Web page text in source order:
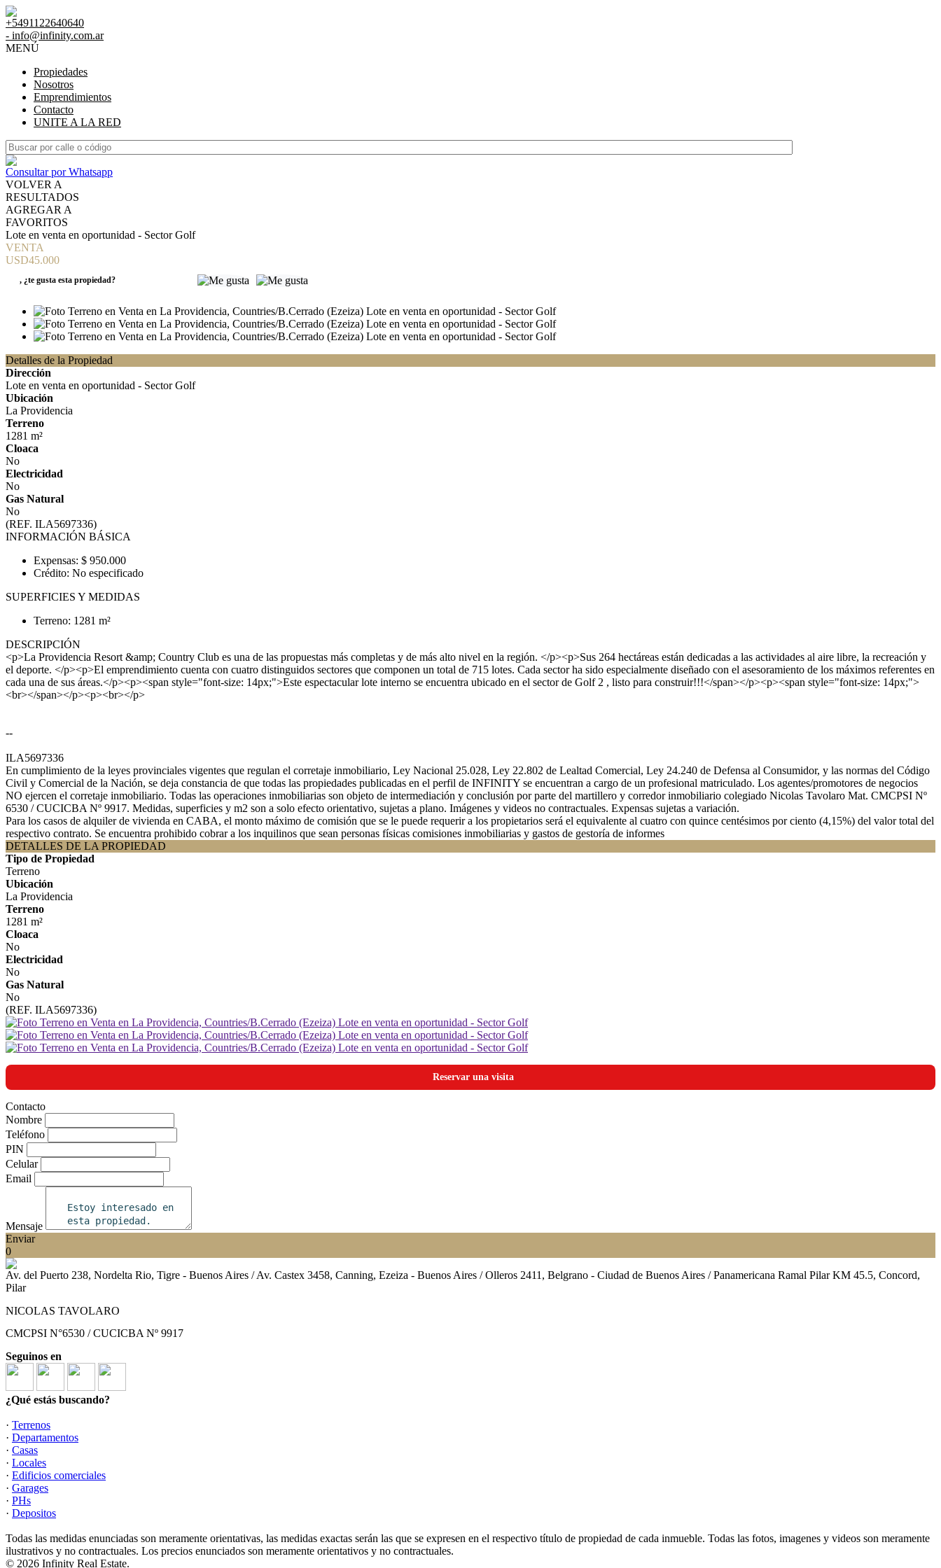
+5491122640640
- info@infinity.com.ar
MENÚ
Propiedades
Nosotros
Emprendimientos
Contacto
UNITE A LA RED
Consultar por Whatsapp
VOLVER A
RESULTADOS
AGREGAR A
FAVORITOS
Lote en venta en oportunidad - Sector Golf
VENTA
USD45.000
, ¿te gusta esta propiedad?
Detalles de la Propiedad
Dirección
Lote en venta en oportunidad - Sector Golf
Ubicación
La Providencia
Terreno
1281 m²
Cloaca
No
Electricidad
No
Gas Natural
No
(REF. ILA5697336)
INFORMACIÓN BÁSICA
Expensas: $ 950.000
Crédito: No especificado
SUPERFICIES Y MEDIDAS
Terreno: 1281 m²
DESCRIPCIÓN
<p>La Providencia Resort &amp; Country Club es una de las propuestas más completas y de más alto nivel en la región. </p><p>Sus 264 hectáreas están dedicadas a las actividades al aire libre, la recreación y
el deporte. </p><p>El emprendimiento cuenta con cuatro distinguidos sectores que componen un total de 715 lotes. Cada sector ha sido especialmente diseñado con el asesoramiento de los máximos referentes en
cada una de sus áreas.</p><p><span style="font-size: 14px;">Este espectacular lote interno se encuentra ubicado en el sector de Golf 2 , listo para construir!!!</span></p><p><span style="font-size: 14px;">
<br></span></p><p><br></p>
--
ILA5697336
En cumplimiento de la leyes provinciales vigentes que regulan el corretaje inmobiliario, Ley Nacional 25.028, Ley 22.802 de Lealtad Comercial, Ley 24.240 de Defensa al Consumidor, y las normas del Código
Civil y Comercial de la Nación, se deja constancia de que todas las propiedades publicadas en el perfil de INFINITY se encuentran a cargo de un profesional matriculado. Los agentes/promotores de negocios
NO ejercen el corretaje inmobiliario. Todas las operaciones inmobiliarias son objeto de intermediación y conclusión por parte del martillero y corredor inmobiliario colegiado Nicolas Tavolaro Mat. CMCPSI Nº
6530 / CUCICBA Nº 9917. Medidas, superficies y m2 son a solo efecto orientativo, sujetas a plano. Imágenes y videos no contractuales. Expensas sujetas a variación.
Para los casos de alquiler de vivienda en CABA, el monto máximo de comisión que se le puede requerir a los propietarios será el equivalente al cuatro con quince centésimos por ciento (4,15%) del valor total del
respectivo contrato. Se encuentra prohibido cobrar a los inquilinos que sean personas físicas comisiones inmobiliarias y gastos de gestoría de informes
DETALLES DE LA PROPIEDAD
Tipo de Propiedad
Terreno
Ubicación
La Providencia
Terreno
1281 m²
Cloaca
No
Electricidad
No
Gas Natural
No
(REF. ILA5697336)
Reservar una visita
Contacto
Nombre
Teléfono
PIN
Celular
Email
Mensaje
Enviar
0
Av. del Puerto 238, Nordelta Rio, Tigre - Buenos Aires / Av. Castex 3458, Canning, Ezeiza - Buenos Aires / Olleros 2411, Belgrano - Ciudad de Buenos Aires / Panamericana Ramal Pilar KM 45.5, Concord,
Pilar
NICOLAS TAVOLARO
CMCPSI N°6530 / CUCICBA Nº 9917
Seguinos en
¿Qué estás buscando?
· Terrenos
· Departamentos
· Casas
· Locales
· Edificios comerciales
· Garages
· PHs
· Depositos
Todas las medidas enunciadas son meramente orientativas, las medidas exactas serán las que se expresen en el respectivo título de propiedad de cada inmueble. Todas las fotos, imagenes y videos son meramente
ilustrativos y no contractuales. Los precios enunciados son meramente orientativos y no contractuales.
© 2026 Infinity Real Estate.